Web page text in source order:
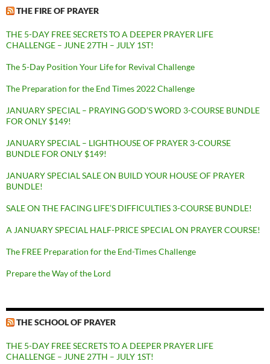
THE FIRE OF PRAYER
THE 5-DAY FREE SECRETS TO A DEEPER PRAYER LIFE
CHALLENGE – JUNE 27TH – JULY 1ST!
The 5-Day Position Your Life for Revival Challenge
The Preparation for the End Times 2022 Challenge
JANUARY SPECIAL – PRAYING GOD’S WORD 3-COURSE BUNDLE
FOR ONLY $149!
JANUARY SPECIAL – LIGHTHOUSE OF PRAYER 3-COURSE
BUNDLE FOR ONLY $149!
JANUARY SPECIAL SALE ON BUILD YOUR HOUSE OF PRAYER
BUNDLE!
SALE ON THE FACING LIFE’S DIFFICULTIES 3-COURSE BUNDLE!
A JANUARY SPECIAL HALF-PRICE SPECIAL ON PRAYER COURSE!
The FREE Preparation for the End-Times Challenge
Prepare the Way of the Lord
THE SCHOOL OF PRAYER
THE 5-DAY FREE SECRETS TO A DEEPER PRAYER LIFE
CHALLENGE – JUNE 27TH – JULY 1ST!